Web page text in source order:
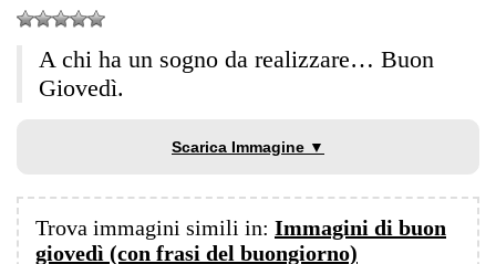
A chi ha un sogno da realizzare… Buon
Giovedì.
Scarica Immagine ▼
Trova immagini simili in: Immagini di buon
giovedì (con frasi del buongiorno)